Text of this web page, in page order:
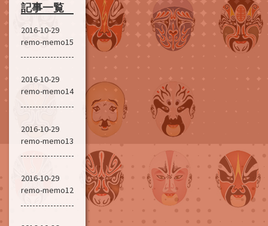
記事一覧
2016-10-29
remo-memo15
2016-10-29
remo-memo14
2016-10-29
remo-memo13
2016-10-29
remo-memo12